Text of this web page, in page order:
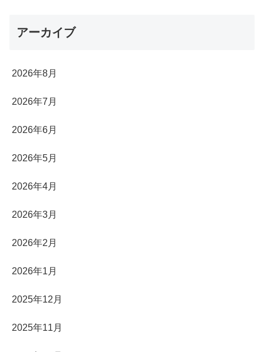
アーカイブ
2026年8月
2026年7月
2026年6月
2026年5月
2026年4月
2026年3月
2026年2月
2026年1月
2025年12月
2025年11月